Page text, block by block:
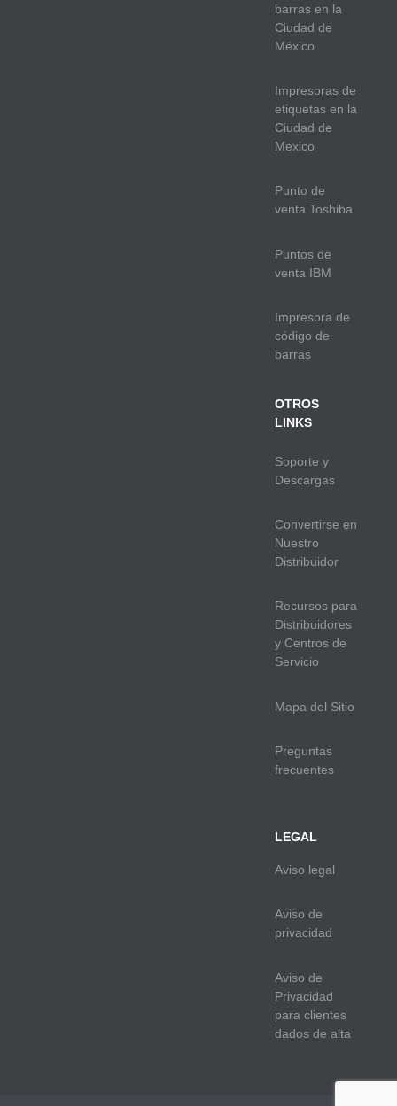
barras en la
Ciudad de
México
Impresoras de
etiquetas en la
Ciudad de
Mexico
Punto de
venta Toshiba
Puntos de
venta IBM
Impresora de
código de
barras
OTROS
LINKS
Soporte y
Descargas
Convertirse en
Nuestro
Distribuidor
Recursos para
Distribuidores
y Centros de
Servicio
Mapa del Sitio
Preguntas
frecuentes
LEGAL
Aviso legal
Aviso de
privacidad
Aviso de
Privacidad
para clientes
dados de alta